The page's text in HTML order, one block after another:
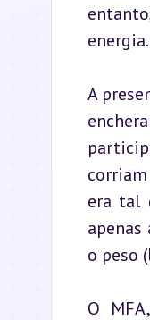
energia.
A
era tal
o peso
O